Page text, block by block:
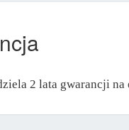
2 lata gwarancji